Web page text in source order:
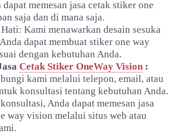
memesan jasa cetak stiker one
saja dan di mana saja.
Kami menawarkan desain sesuka
dapat membuat stiker one way
dengan kebutuhan Anda.
Cetak Stiker OneWay Vision :
kami melalui telepon, email, atau
konsultasi tentang kebutuhan Anda.
Anda dapat memesan jasa
way vision melalui situs web atau